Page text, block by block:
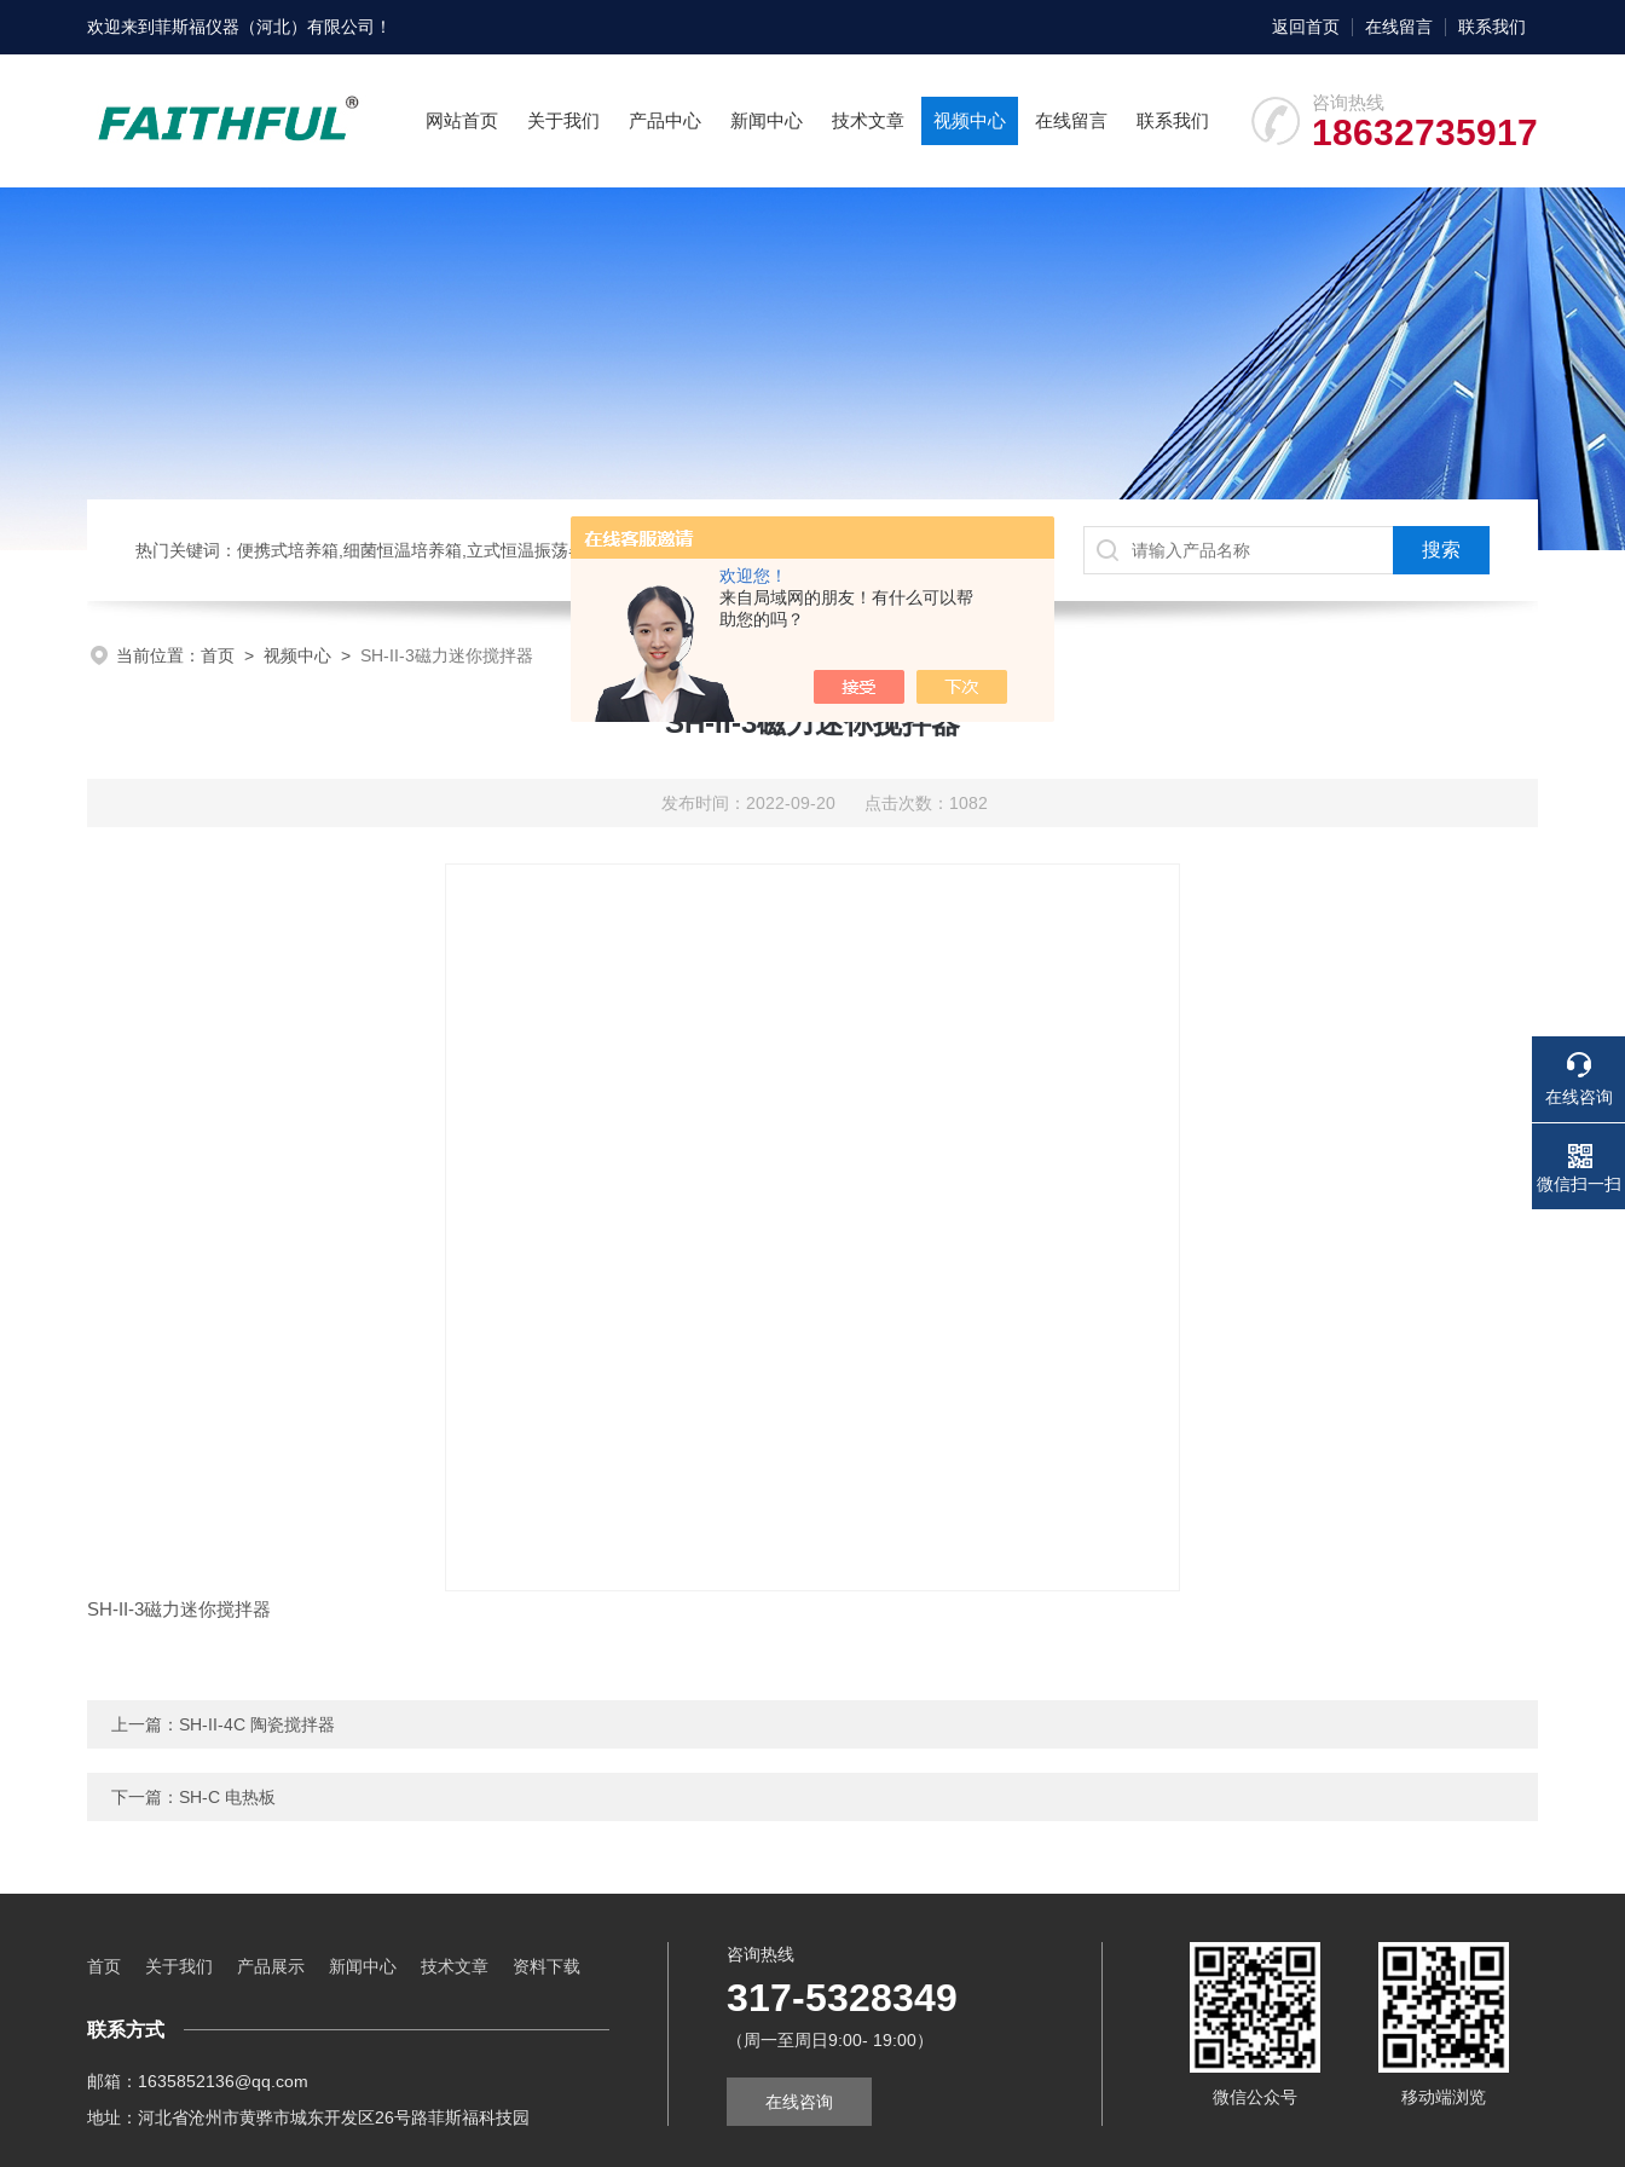
欢迎您！
来自局域网的朋友！有什么可以帮
助您的吗？
欢迎来到菲斯福仪器（河北）有限公司 ！ 返回首页 在线留言 联系我们
咨询热线
18632735917
网站首页 关于我们 产品中心 新闻中心 技术文章 视频中心 在线留言 联系我们
热门关键词：便携式培养箱,细菌恒温培养箱,立式恒温振荡器,电热恒温水箱,大型电热鼓风干燥箱
当前位置： 首页 > 视频中心 > SH-II-3磁力迷你搅拌器
SH-II-3磁力迷你搅拌器
发布时间：2022-09-20 点击次数：1082
SH-II-3磁力迷你搅拌器
上一篇： SH-II-4C 陶瓷搅拌器
下一篇： SH-C 电热板
首页 关于我们 产品展示 新闻中心 技术文章 资料下载
联系方式
邮箱：1635852136@qq.com
地址：河北省沧州市黄骅市城东开发区26号路菲斯福科技园
咨询热线
317-5328349
（周一至周日9:00- 19:00）
在线咨询 微信公众号 移动端浏览
在线咨询
电话
电话
微信扫一扫